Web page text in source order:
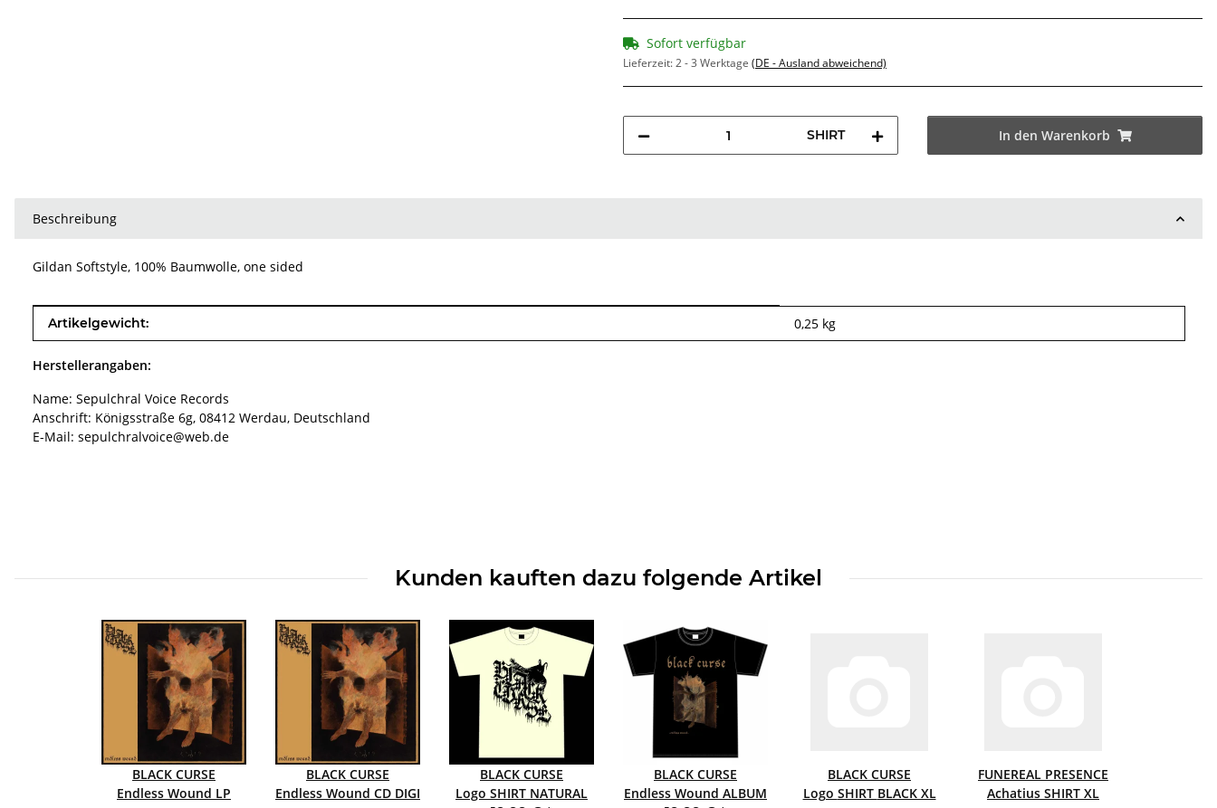
Sofort verfügbar
Lieferzeit:2 - 3 Werktage (DE - Ausland abweichend)
SHIRT In den Warenkorb
Beschreibung
Gildan Softstyle, 100% Baumwolle, one sided
Produkteigenschaft
Wert
Artikelgewicht: 0,25 kg
Herstellerangaben:
Name: Sepulchral Voice Records
Anschrift: Königsstraße 6g, 08412 Werdau, Deutschland
E-Mail: sepulchralvoice@web.de
Kunden kauften dazu folgende Artikel
BLACK CURSE
Endless Wound LP
BLACK CURSE
Endless Wound CD DIGI
BLACK CURSE
Logo SHIRT NATURAL
BLACK CURSE
Endless Wound ALBUM
BLACK CURSE
Logo SHIRT BLACK XL
FUNEREAL PRESENCE
Achatius SHIRT XL